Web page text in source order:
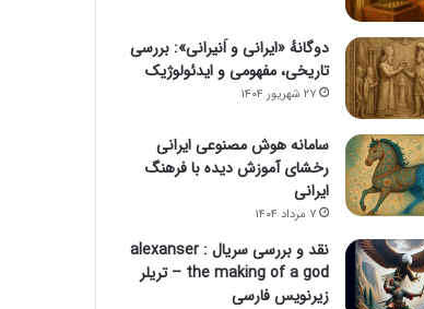
دوگانهٔ «ایرانی و اَنیرانی»: بررسی
تاریخی، مفهومی و ایدئولوژیک
۲۷ شهریور ۱۴۰۴
سامانه هوش مصنوعی ایرانی
رخشای آموزش دیده با فرهنگ
ایرانی
۷ مرداد ۱۴۰۴
نقد و بررسی سریال alexanser :
the making of a god – تریلر
زیرنویس فارسی